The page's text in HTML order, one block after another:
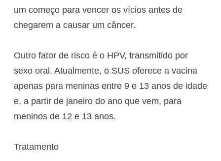
um começo para vencer os vícios antes de
chegarem a causar um câncer.
Outro fator de risco é o HPV, transmitido por
sexo oral. Atualmente, o SUS oferece a vacina
apenas para meninas entre 9 e 13 anos de idade
e, a partir de janeiro do ano que vem, para
meninos de 12 e 13 anos.
Tratamento